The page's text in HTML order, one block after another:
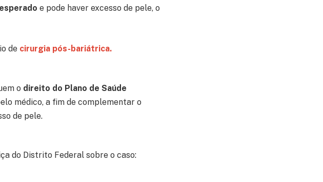
e pode haver excesso de pele, o
de cirurgia pós-bariátrica.
o direito do Plano de Saúde
médico, a fim de complementar o
de pele.
do Distrito Federal sobre o caso: